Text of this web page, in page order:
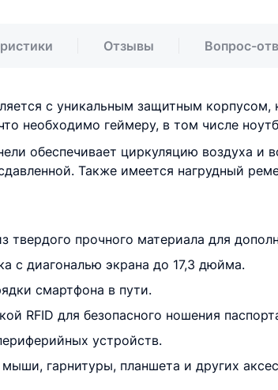
Отзывы Вопрос-
с уникальным защитным
необходимо геймеру, в том числе
обеспечивает циркуляцию воздуха
Также имеется нагрудный
твердого прочного материала для
с диагональю экрана до 17,3 дюйма.
смартфона в пути.
RFID для безопасного ношения
устройств.
гарнитуры, планшета и других